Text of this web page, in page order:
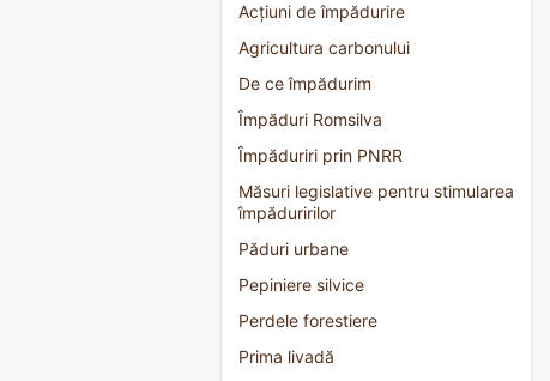
Acțiuni de împădurire
Agricultura carbonului
De ce împădurim
Împăduri Romsilva
Împăduriri prin PNRR
Măsuri legislative pentru stimularea
împăduririlor
Păduri urbane
Pepiniere silvice
Perdele forestiere
Prima livadă